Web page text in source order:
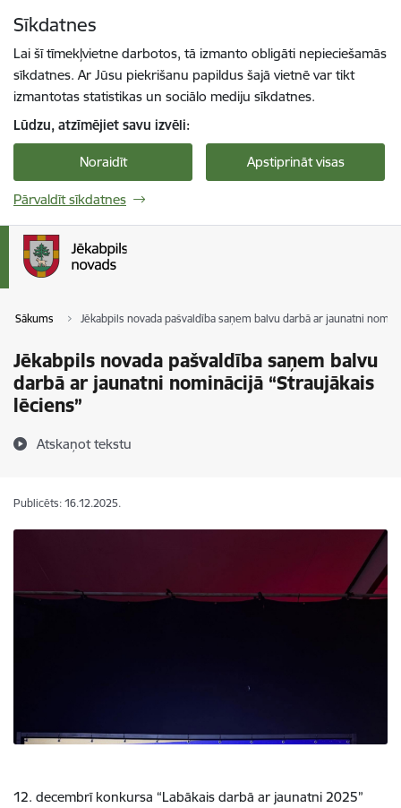
Sīkdatnes
Lai šī tīmekļvietne darbotos, tā izmanto obligāti nepieciešamās
sīkdatnes. Ar Jūsu piekrišanu papildus šajā vietnē var tikt
izmantotas statistikas un sociālo mediju sīkdatnes.
Lūdzu, atzīmējiet savu izvēli:
Noraidīt Apstiprināt visas
Pārvaldīt sīkdatnes
Sākums Jēkabpils novada pašvaldība saņem balvu darbā ar jaunatni
Jēkabpils novada pašvaldība saņem balvu
darbā ar jaunatni nominācijā “Straujākais
lēciens”
Atskaņot tekstu
Publicēts: 16.12.2025.
12. decembrī konkursa “Labākais darbā ar jaunatni 2025”